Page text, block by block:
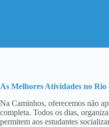
As Melhores Atividades no Rio
Na Caminhos, oferecemos não
completa. Todos os dias,
permitem aos estudantes